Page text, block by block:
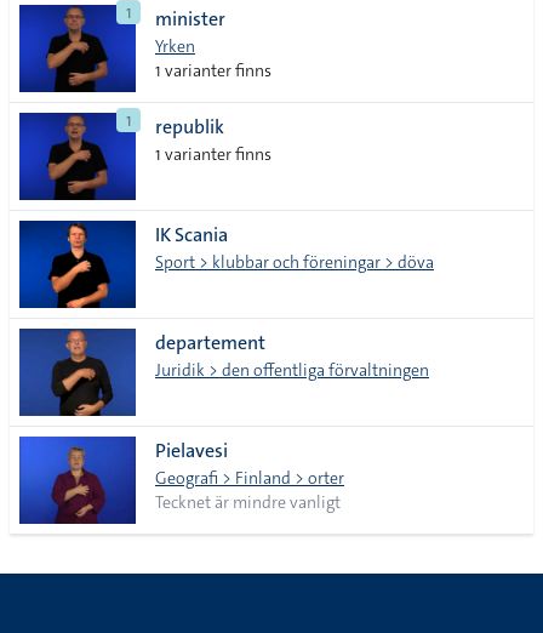
1 minister
Yrken
1 varianter finns
1 republik
1 varianter finns
IK Scania
Sport > klubbar och föreningar > döva
departement
Juridik > den offentliga förvaltningen
Pielavesi
Geografi > Finland > orter
Tecknet är mindre vanligt